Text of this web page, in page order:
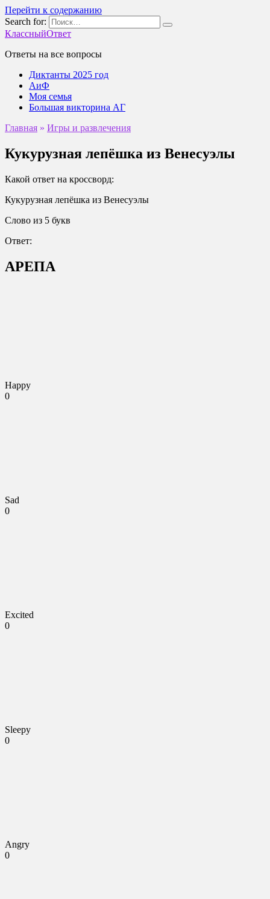
Перейти к содержанию
Search for:
КлассныйОтвет
Ответы на все вопросы
Диктанты 2025 год
АиФ
Моя семья
Большая викторина АГ
Главная » Игры и развлечения
Кукурузная лепёшка из Венесуэлы
Какой ответ на кроссворд:
Кукурузная лепёшка из Венесуэлы
Слово из 5 букв
Ответ:
АРЕПА
Happy
0
Sad
0
Excited
0
Sleepy
0
Angry
0